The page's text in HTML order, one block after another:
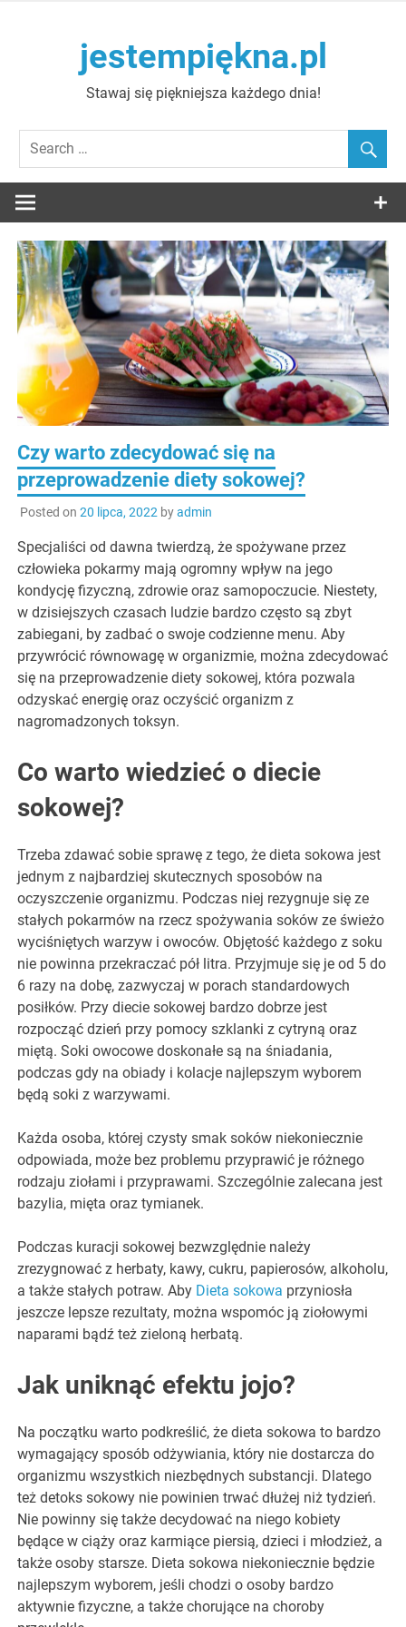
jestempiękna.pl
Stawaj się piękniejsza każdego dnia!
Czy warto zdecydować się na
przeprowadzenie diety sokowej?
Posted on 20 lipca, 2022 byadmin
Specjaliści od dawna twierdzą, że spożywane przez
człowieka pokarmy mają ogromny wpływ na jego
kondycję fizyczną, zdrowie oraz samopoczucie. Niestety,
w dzisiejszych czasach ludzie bardzo często są zbyt
zabiegani, by zadbać o swoje codzienne menu. Aby
przywrócić równowagę w organizmie, można zdecydować
się na przeprowadzenie diety sokowej, która pozwala
odzyskać energię oraz oczyścić organizm z
nagromadzonych toksyn.
Co warto wiedzieć o diecie
sokowej?
Trzeba zdawać sobie sprawę z tego, że dieta sokowa jest
jednym z najbardziej skutecznych sposobów na
oczyszczenie organizmu. Podczas niej rezygnuje się ze
stałych pokarmów na rzecz spożywania soków ze świeżo
wyciśniętych warzyw i owoców. Objętość każdego z soku
nie powinna przekraczać pół litra. Przyjmuje się je od 5 do
6 razy na dobę, zazwyczaj w porach standardowych
posiłków. Przy diecie sokowej bardzo dobrze jest
rozpocząć dzień przy pomocy szklanki z cytryną oraz
miętą. Soki owocowe doskonałe są na śniadania,
podczas gdy na obiady i kolacje najlepszym wyborem
będą soki z warzywami.
Każda osoba, której czysty smak soków niekoniecznie
odpowiada, może bez problemu przyprawić je różnego
rodzaju ziołami i przyprawami. Szczególnie zalecana jest
bazylia, mięta oraz tymianek.
Podczas kuracji sokowej bezwzględnie należy
zrezygnować z herbaty, kawy, cukru, papierosów, alkoholu,
a także stałych potraw. Aby Dieta sokowa przyniosła
jeszcze lepsze rezultaty, można wspomóc ją ziołowymi
naparami bądź też zieloną herbatą.
Jak uniknąć efektu jojo?
Na początku warto podkreślić, że dieta sokowa to bardzo
wymagający sposób odżywiania, który nie dostarcza do
organizmu wszystkich niezbędnych substancji. Dlatego
też detoks sokowy nie powinien trwać dłużej niż tydzień.
Nie powinny się także decydować na niego kobiety
będące w ciąży oraz karmiące piersią, dzieci i młodzież, a
także osoby starsze. Dieta sokowa niekoniecznie będzie
najlepszym wyborem, jeśli chodzi o osoby bardzo
aktywnie fizyczne, a także chorujące na choroby